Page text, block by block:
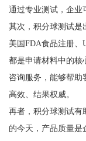
通过专业测试，企业
其次，积分球测试是
美国FDA食品注册、
都是申请材料中的核
咨询服务，能够帮助
高效、结果权威。
再者，积分球测试有
的今天，产品质量是